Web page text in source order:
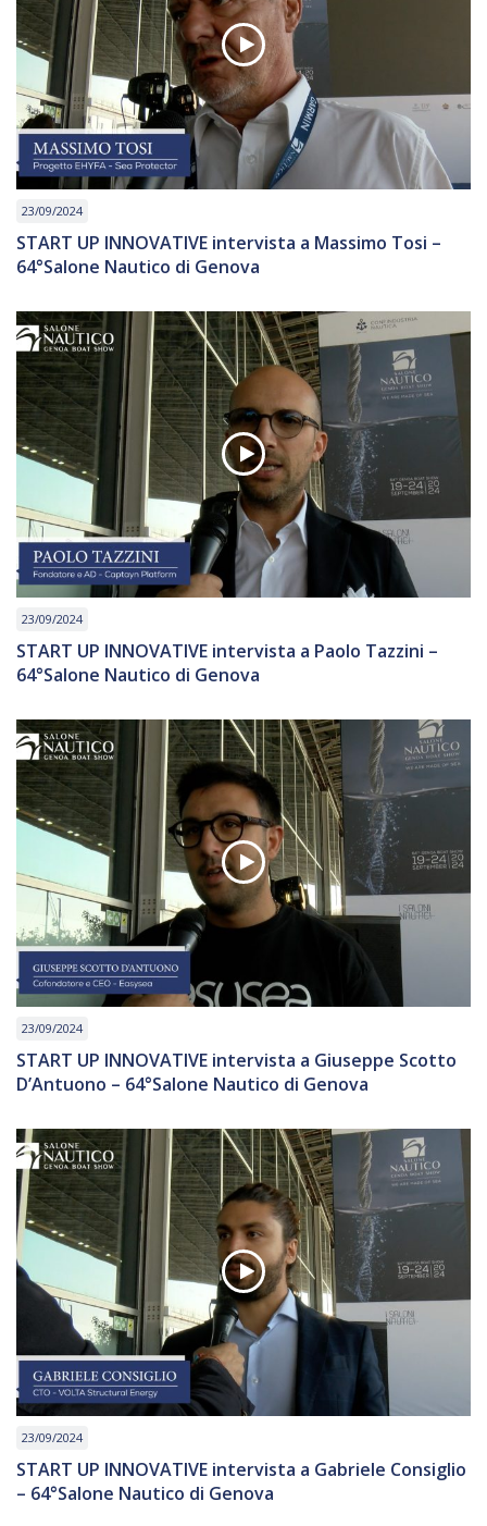
23/09/2024
START UP INNOVATIVE intervista a Massimo Tosi –
64°Salone Nautico di Genova
23/09/2024
START UP INNOVATIVE intervista a Paolo Tazzini –
64°Salone Nautico di Genova
23/09/2024
START UP INNOVATIVE intervista a Giuseppe Scotto
D’Antuono – 64°Salone Nautico di Genova
23/09/2024
START UP INNOVATIVE intervista a Gabriele Consiglio
– 64°Salone Nautico di Genova